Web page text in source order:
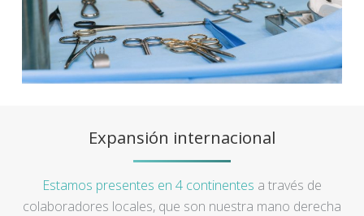
Expansión internacional
Estamos presentes en 4 continentes a través de
colaboradores locales, que son nuestra mano derecha